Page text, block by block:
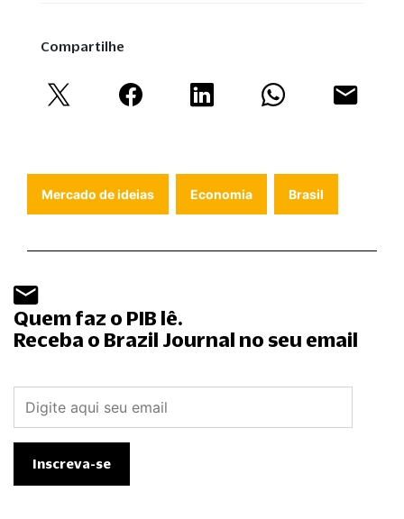
Compartilhe
Mercado de ideias Economia Brasil
Quem faz o PIB lê.
Receba o Brazil Journal no seu email